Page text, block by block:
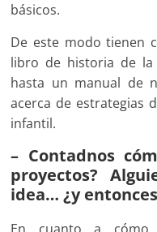
básicos.
De este modo tienen
libro de historia de
hasta un manual de
acerca de estrategias
infantil.
– Contadnos
proyectos?
idea… ¿y